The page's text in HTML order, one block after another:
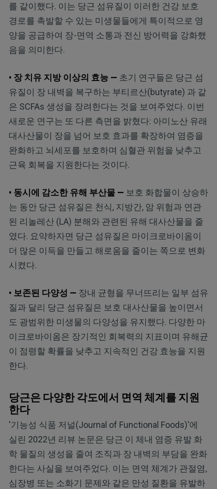
를 같이했다. 이는 당근 섬유질이 이러한 건강 보호
경로를 촉발할 수 있는 미생물들에게 특이적으로 영
양을 공급하여 장-면역 소통과 전신 방어력을 강화했
음을 의미한다.
• 장 치유 지방 이상의 효능 — 초기 연구들은 당근 섬
유질이 장 내벽을 복구하는 부티르산(butyrate) 과 같
은 SCFAs 생성을 장려한다는 것을 보여주었다. 이번
새로운 연구는 또 다른 측면을 밝혔다: 아미노산 유래
대사산물이 장을 넘어 보호 효과를 확장하여 염증을
완화하고 뇌세포를 보호하며 심혈관 위험을 낮추고
근육 회복을 지원한다는 것이다.
• 동시에 감소한 유해 부산물 — 보호 화합물이 상승하
는 동안 당근 섬유질은 천식, 지방간, 암 위험과 연관
된 리놀레산 (LA) 분해와 관련된 유해 대사산물을 줄
였다. 요약하자면 당근 섬유질은 마이크로바이옴이
더 많은 이득을 만들고 해로움을 줄이는 쪽으로 변화
시켰다.
• 보존된 다양성 — 장내 균형을 무너뜨리는 일부 섬유
질과 달리 당근 섬유질은 보호 대사산물을 높이면서
도 광범위한 미생물의 다양성을 유지했다. 다양한 마
이크로바이옴은 장기적인 회복력의 지표이며 유해균
이 점령할 확률을 낮추고 지속적인 건강 효능을 지원
한다.
당근은 다양한 각도에서 면역 체계를 지원
한다
'기능성 식품 저널(Journal of Functional Foods)'에
실린 2022년 리뷰 논문은 당근 이 체내 염증 유발 화
학 물질의 생성을 줄여 조직과 장 내벽의 부담을 완화
한다는 사실을 보여주었다. 이는 면역 체계가 관절염,
심장병 또는 소화기 문제와 같은 만성 질환을 유발하